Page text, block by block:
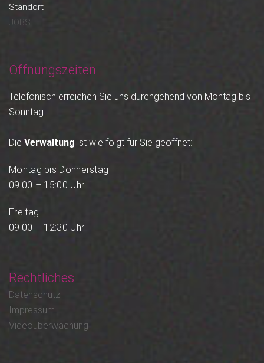
Standort
JOBS
Öffnungszeiten
Telefonisch erreichen Sie uns durchgehend von Montag bis
Sonntag.
---
Die Verwaltung ist wie folgt für Sie geöffnet:
Montag bis Donnerstag
09:00 – 15:00 Uhr
Freitag
09:00 – 12:30 Uhr
Rechtliches
Datenschutz
Impressum
Videoüberwachung